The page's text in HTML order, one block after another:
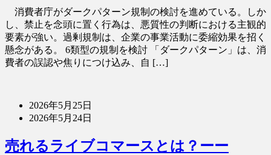
消費者庁がダークパターン規制の検討を進めている。しか
し、禁止を念頭に置く行為は、悪質性の判断における主観的
要素が強い。過剰規制は、企業の事業活動に委縮効果を招く
懸念がある。 6類型の規制を検討 「ダークパターン」は、消
費者の誤認や焦りにつけ込み、自 […]
2026年5月25日
2026年5月24日
売れるライブコマースとは？ーー